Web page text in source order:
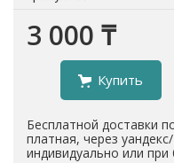
3 000 ₸
Купить
Бесплатной доставки
платная, через
индивидуально или